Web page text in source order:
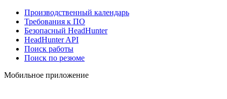
Производственный календарь
Требования к ПО
Безопасный HeadHunter
HeadHunter API
Поиск работы
Поиск по резюме
Мобильное приложение